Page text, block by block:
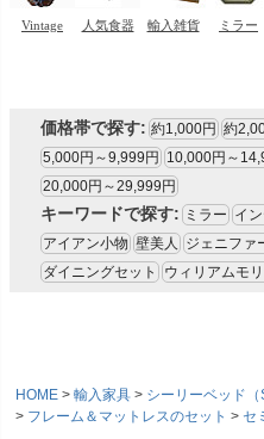
価格帯で探す: 約1,000円 約
5,000円～9,999円
10,000円～
20,000円～29,999円
キーワードで探す: ミラー イ
アイアン小物 壁美人 ジェニファ
ダイニングセット
ウィリアムモ
HOME 輸入家具
シーリーベッド（
フレーム＆マットレスのセット
セ